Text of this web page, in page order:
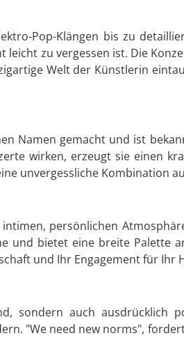
Pop-Klängen bis zu
zu vergessen ist. Die
Welt der Künstlerin
Namen gemacht und ist
wirken, erzeugt sie einen
unvergessliche Kombination
persönlichen
bietet eine breite Palette
und Ihr Engagement für Ihr
sondern auch ausdrücklich
"We need new norms",